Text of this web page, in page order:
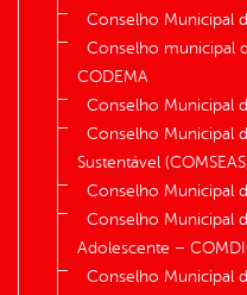
Conselho Municipal
Conselho municipal
CODEMA
Conselho Municipal
Conselho Municipal
Sustentável
Conselho Municipal
Conselho Municipal
Adolescente –
Conselho Municipal